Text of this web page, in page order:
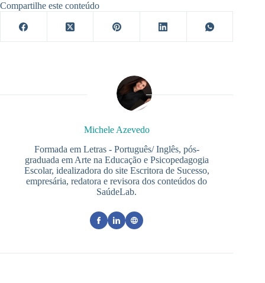
Compartilhe este conteúdo
Michele Azevedo
Formada em Letras - Português/ Inglês, pós-
graduada em Arte na Educação e Psicopedagogia
Escolar, idealizadora do site Escritora de Sucesso,
empresária, redatora e revisora dos conteúdos do
SaúdeLab.